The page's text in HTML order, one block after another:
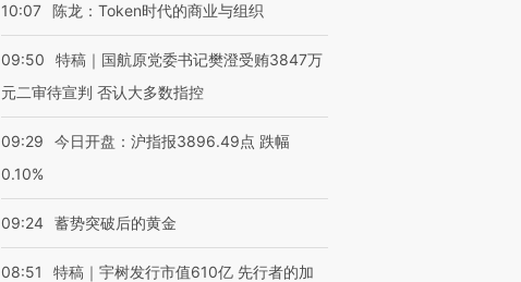
10:07 陈龙：Token时代的商业与组织
09:50
特稿｜国航原党委书记樊澄受贿3847万
元二审待宣判 否认大多数指控
09:29
今日开盘：沪指报3896.49点 跌幅
0.10%
09:24 蓄势突破后的黄金
08:51
特稿｜宇树发行市值610亿 先行者的加